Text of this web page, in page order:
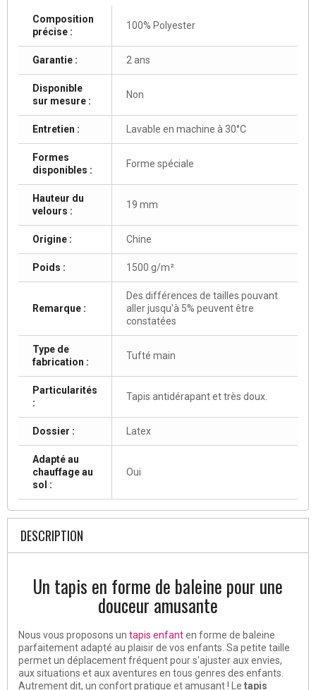
Composition
précise :
100% Polyester
Garantie : 2 ans
Disponible
sur mesure :
Non
Entretien : Lavable en machine à 30°C
Formes
disponibles :
Forme spéciale
Hauteur du
velours :
19 mm
Origine : Chine
Poids : 1500 g/m²
Remarque :
Des différences de tailles pouvant
aller jusqu'à 5% peuvent être
constatées
Type de
fabrication :
Tufté main
Particularités
:
Tapis antidérapant et très doux.
Dossier : Latex
Adapté au
chauffage au
sol :
Oui
DESCRIPTION
Un tapis en forme de baleine pour une
douceur amusante
Nous vous proposons un tapis enfanten forme de baleine
parfaitement adapté au plaisir de vos enfants. Sa petite taille
permet un déplacement fréquent pour s'ajuster aux envies,
aux situations et aux aventures en tous genres des enfants.
Autrement dit, un confort pratique et amusant ! Le tapis